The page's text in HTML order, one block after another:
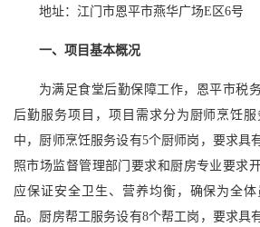
地址：江门市恩平市燕华广场E区6号
一、项目基本概况
为满足食堂后勤保障工作，恩平市税
后勤服务项目，项目需求分为厨师烹饪
中，厨师烹饪服务设有5个厨师岗，要求具
照市场监督管理部门要求和厨房专业要求
应保证安全卫生、营养均衡，确保为全
品。厨房帮工服务设有8个帮工岗，要求具